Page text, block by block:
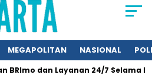
MEGAPOLITAN NASIONAL
dan Layanan 24/7 Selama